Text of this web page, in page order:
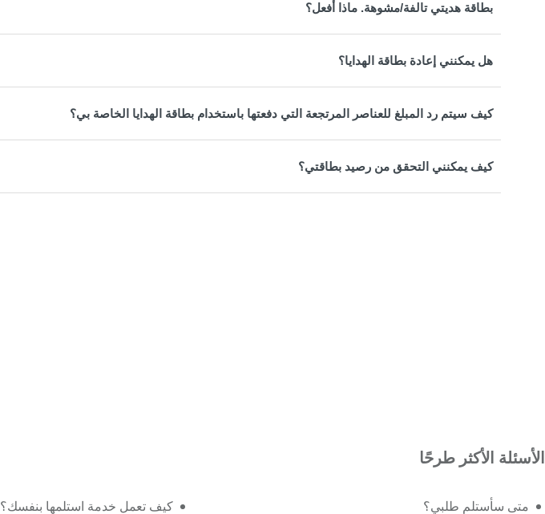
بطاقة هديتي تالفة/مشوهة. ماذا أفعل؟
هل يمكنني إعادة بطاقة الهدايا؟
كيف سيتم رد المبلغ للعناصر المرتجعة التي دفعتها باستخدام بطاقة الهدايا الخاصة بي؟
كيف يمكنني التحقق من رصيد بطاقتي؟
الأسئلة الأكثر طرحًا
متى سأستلم طلبي؟ كيف تعمل خدمة استلمها بنفسك؟